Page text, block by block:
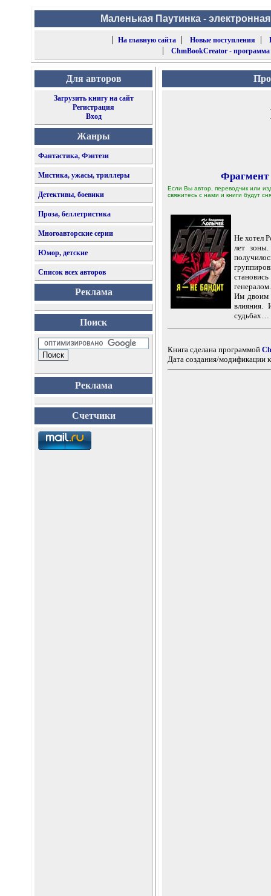
Маленькая Паутинка -
|
На главную сайта| Новые поступления |
| ChmBookCreator -
Для авторов
Загрузить книгу на сайт
Регистрация
Вход
Жанры
Фантастика, Фэнтези
Мистика, ужасы, триллеры
Детективы, боевики
Проза, беллетристика
Многоавторские серии
Юмор, детские
Список всех авторов
Реклама
Поиск
Реклама
Счетчики
Фрагмент
Если Вы автор, переводчик или
свяжитесь с нами и книги будут
Не хотел
лет
Им двоим
судьбах…
Книга сделана программой
Дата создания/модификации